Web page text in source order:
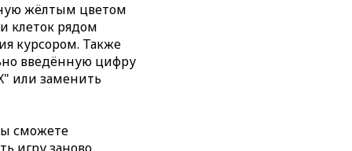
жёлтым цветом
клеток рядом
курсором. Также
введённую цифру
или заменить
сможете